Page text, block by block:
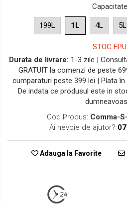
Capacitate
199L 1L 4L 5L
STOC
Durata de livrare: 1-3 zile |
GRATUIT la comenzi de peste
cumparaturi peste 399 lei | Plata în
De indata ce produsul este in
Cod Produs: Comma-
Ai nevoie de ajutor?
Adauga la Favorite